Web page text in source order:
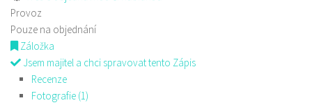
Provoz
Pouze na objednání
Záložka
Jsem majitel a chci spravovat tento Zápis
Recenze
Fotografie (1)